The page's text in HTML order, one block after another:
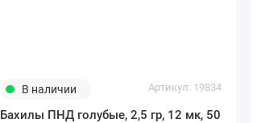
В наличии Артикул: 19834
Бахилы ПНД голубые, 2,5 гр, 12 мк, 50